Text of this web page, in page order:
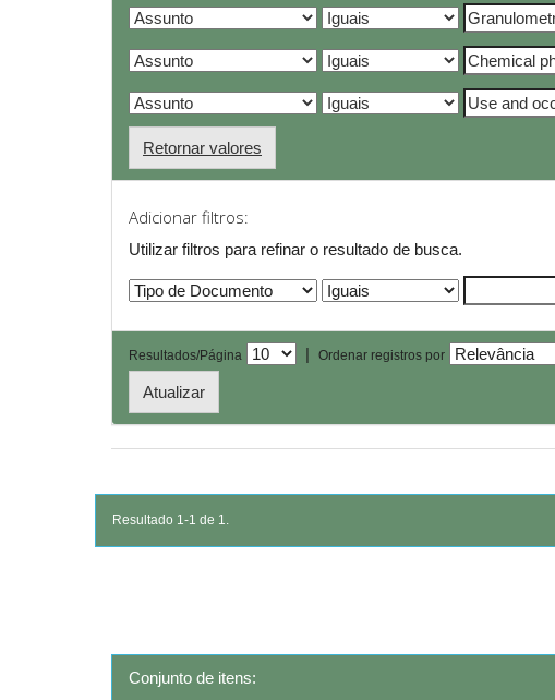
Retornar valores
Adicionar filtros:
Utilizar filtros para refinar o resultado de busca.
Resultados/Página | Ordenar registros por
Resultado 1-1 de 1.
Conjunto de itens: